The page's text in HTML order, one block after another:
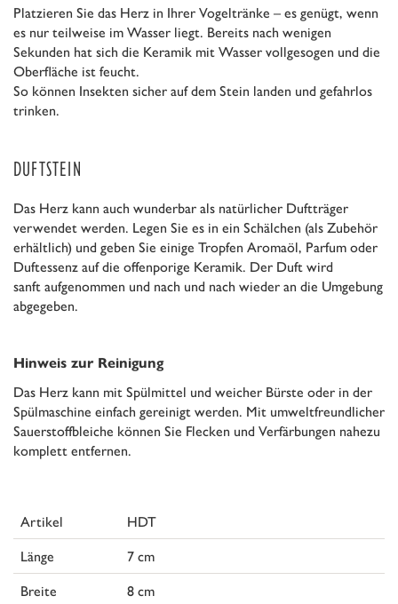
Platzieren Sie das Herz in Ihrer Vogeltränke – es genügt, wenn
es nur teilweise im Wasser liegt. Bereits nach wenigen
Sekunden hat sich die Keramik mit Wasser vollgesogen und die
Oberfläche ist feucht.
So können Insekten sicher auf dem Stein landen und gefahrlos
trinken.
DUFTSTEIN
Das Herz kann auch wunderbar als natürlicher Duftträger
verwendet werden. Legen Sie es in ein Schälchen (als Zubehör
erhältlich) und geben Sie einige Tropfen Aromaöl, Parfum oder
Duftessenz auf die offenporige Keramik. Der Duft wird
sanft aufgenommen und nach und nach wieder an die Umgebung
abgegeben.
Hinweis zur Reinigung
Das Herz kann mit Spülmittel und weicher Bürste oder in der
Spülmaschine einfach gereinigt werden. Mit umweltfreundlicher
Sauerstoffbleiche können Sie Flecken und Verfärbungen nahezu
komplett entfernen.
Artikel
HDT
Länge
7 cm
Breite
8 cm